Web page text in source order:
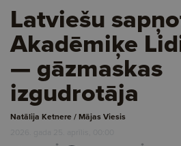
Latviešu
Akadēmiķe
— gāzmaskas
izgudrotāja
Natālija Ketnere / Mājas Viesis
2026. gada 25. aprīlis, 00:00